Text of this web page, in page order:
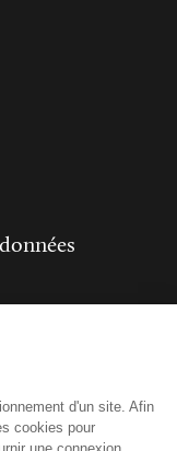
d'un site. Afin
cookies pour